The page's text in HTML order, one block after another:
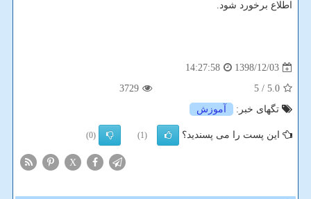
اطلاع برخورد شود.
1398/12/03
14:27:58
5.0
/ 5
3729
تگهای خبر:
آموزش
این پست را می پسندید؟ (1)
(0)
X